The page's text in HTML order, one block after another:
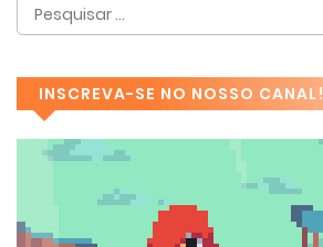
INSCREVA-SE NO NOSSO CANAL!